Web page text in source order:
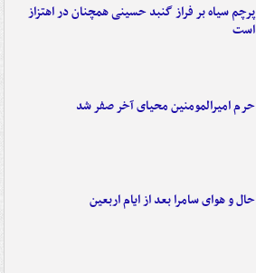
پرچم سیاه بر فراز گنبد حسینی همچنان در اهتزاز
است
حرم امیرالمومنین محیای آخر صفر شد
حال و هوای سامرا بعد از ایام اربعین